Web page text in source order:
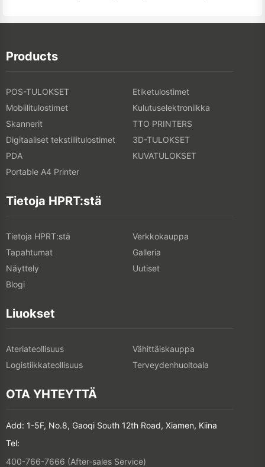
Products
POS-TULOKSET
Etiketulostimet
Mobiilitulostimet
Kulutuselektroniikka
Skannerit
TTO PRINTERS
Digitaaliset tekstiilitulostimet
3D-TULOKSET
PDA
KUVATULOKSET
Portable A4 Printer
Tietoja HPRT:stä
Tietoja HPRT:stä
Verkkokauppa
Tapahtumat
Galleria
Näyttely
Uutiset
Blogi
Liuokset
Ateriateollisuus
Vähittäiskauppa
Logistiikkateollisuus
Terveydenhuoltoala
OTA YHTEYTTÄ
Add: 1-5F, No.8, Gaoqi South 12th Road, Xiamen, Kiina
Tel:
400-766-7666 (After-sales Service)